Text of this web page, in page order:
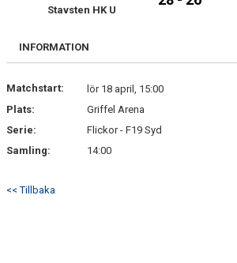
KONTAKT & KANSLI
DOKUMENT
Stavsten HK U
INFORMATION
Matchstart:
lör 18 april, 15:00
Plats:
Griffel Arena
Serie:
Flickor - F19 Syd
Samling:
14:00
<< Tillbaka